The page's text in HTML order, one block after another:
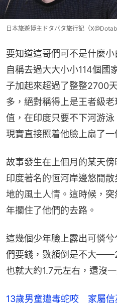
日本旅遊博主ドタバタ旅行記（
要知道這哥們可不是什麼小
自稱去過大大小小114個國
子加起來超過了整整2700
多，絕對稱得上是王者級
值，在印度只要不下河游
現實直接照着他臉上扇了一
故事發生在上個月的某天
印度著名的恆河岸邊悠閒
地的風土人情。這時候，
年攔住了他們的去路。
這幾個少年臉上露出可憐
們要錢，數額倒是不大
也就大約1.7元左右，還沒
13歲男童遭毒蛇咬 家屬